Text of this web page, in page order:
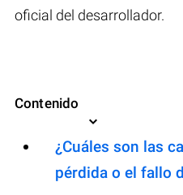
oficial del desarrollador.
Contenido
¿Cuáles son las
pérdida o el fallo